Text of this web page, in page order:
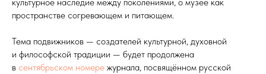
культурное наследие между поколениями, о музее как
пространстве согревающем и питающем.
Тема подвижников — создателей культурной, духовной
и философской традиции — будет продолжена
в сентябрьском номере журнала, посвящённом русской